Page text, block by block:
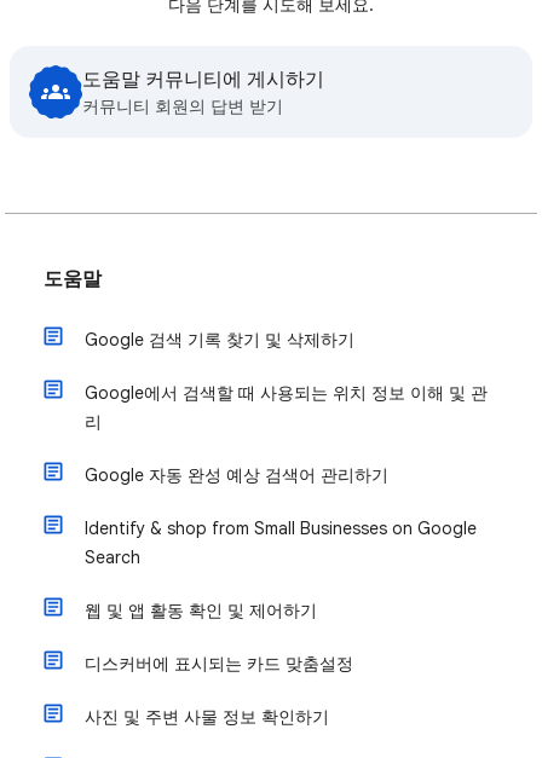
다음 단계를 시도해 보세요.
도움말 커뮤니티에 게시하기
커뮤니티 회원의 답변 받기
도움말
Google 검색 기록 찾기 및 삭제하기
Google에서 검색할 때 사용되는 위치 정보 이해 및 관
리
Google 자동 완성 예상 검색어 관리하기
Identify & shop from Small Businesses on Google
Search
웹 및 앱 활동 확인 및 제어하기
디스커버에 표시되는 카드 맞춤설정
사진 및 주변 사물 정보 확인하기